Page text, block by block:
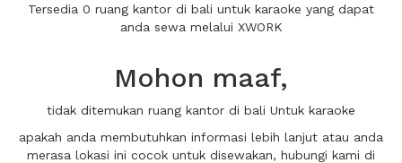
Tersedia 0 ruang kantor di bali untuk karaoke yang dapat
anda sewa melalui XWORK
Mohon maaf,
tidak ditemukan ruang kantor di bali Untuk karaoke
apakah anda membutuhkan informasi lebih lanjut atau anda
merasa lokasi ini cocok untuk disewakan, hubungi kami di